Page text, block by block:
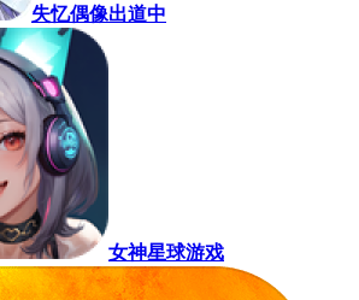
失忆偶像出道中
女神星球游戏